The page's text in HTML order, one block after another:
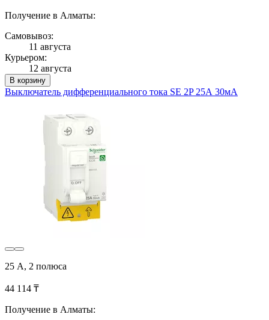
Получение в Алматы:
Самовывоз:
11 августа
Курьером:
12 августа
В корзину
Выключатель дифференциального тока SE 2P 25А 30мА
25 А, 2 полюса
44 114 ₸
Получение в Алматы: